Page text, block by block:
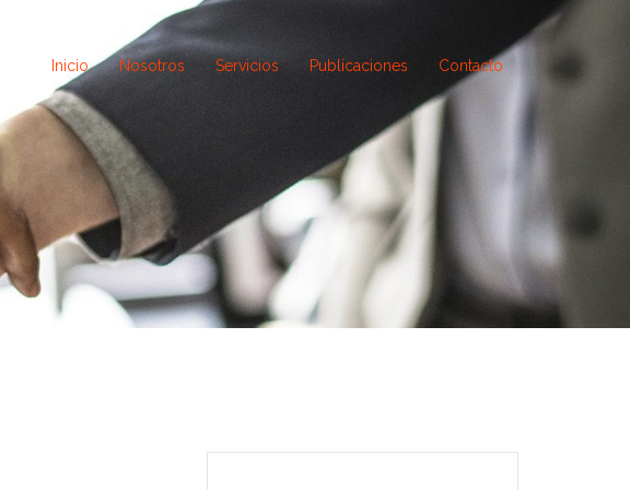
Inicio Nosotros Servicios Publicaciones Contacto